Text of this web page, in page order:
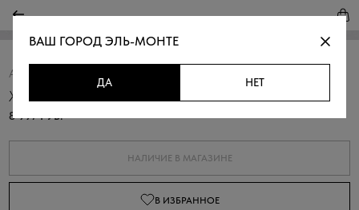
Артикул:
Жакет изо льна с карманами
8 997 РУБ.
НАЛИЧИЕ В МАГАЗИНЕ
В ИЗБРАННОЕ
ВАШ ГОРОДЭЛЬ-МОНТЕ
ДА НЕТ